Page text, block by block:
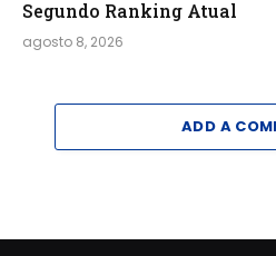
Segundo Ranking Atual
agosto 8, 2026
ADD A